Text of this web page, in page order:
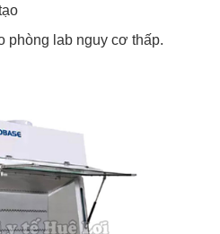
phòng lab nguy cơ thấp.